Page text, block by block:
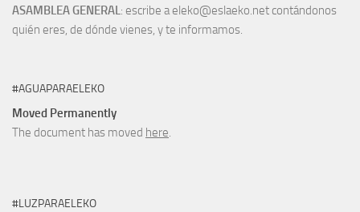
ASAMBLEA GENERAL: escribe a eleko@eslaeko.net contándonos
quién eres, de dónde vienes, y te informamos.
#AGUAPARAELEKO
Moved Permanently
The document has moved here.
#LUZPARAELEKO